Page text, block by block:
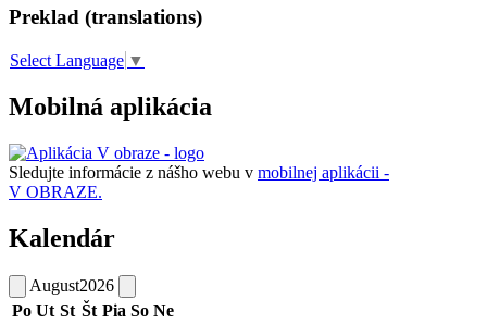
Preklad (translations)
Select Language ▼
Mobilná aplikácia
Sledujte informácie z nášho webu v mobilnej aplikácii -
V OBRAZE.
Kalendár
August2026
Po Ut St Št Pia So Ne